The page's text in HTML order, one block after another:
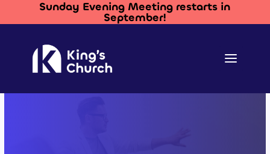
Sunday Evening Meeting restarts in
September!